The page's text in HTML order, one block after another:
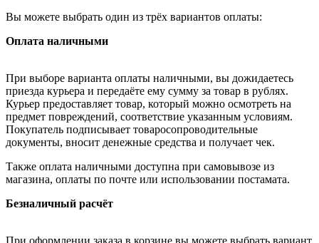
Вы можете выбрать один из трёх вариантов оплаты:
Оплата наличными
При выборе варианта оплаты наличными, вы дожидаетесь
приезда курьера и передаёте ему сумму за товар в рублях.
Курьер предоставляет товар, который можно осмотреть на
предмет повреждений, соответствие указанным условиям.
Покупатель подписывает товаросопроводительные
документы, вносит денежные средства и получает чек.
Также оплата наличными доступна при самовывозе из
магазина, оплаты по почте или использовании постамата.
Безналичный расчёт